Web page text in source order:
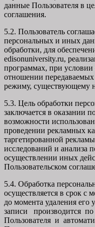
данные Пользователя в
соглашения.
5.2. Пользователь
персональных и иных
обработки, для
edisonuniversity.ru,
программах, при условии
отношении
режиму, существующему
5.3. Цель обработки
заключается в оказании
возможности
проведении рекламных
таргетированной
исследований и анализа
осуществлении иных
Пользовательском
5.4. Обработка
осуществляется в срок с
до момента удаления его
записи производится
Пользователя и